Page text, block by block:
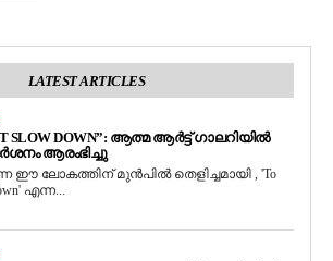
LATEST ARTICLES
SLOW DOWN”: ആത്മ ആർട്ട് ഗാലറിയിൽ
ആരംഭിച്ചു
ഈ ലോകത്തിന് മുൻപിൽ തെളിച്ചമായി , 'To
എന്ന...